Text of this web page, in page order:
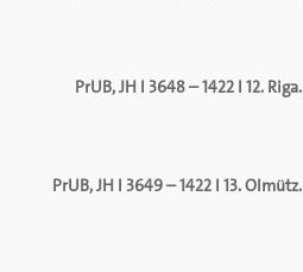
PrUB, JH I 3648 – 1422 I 12. Riga.
PrUB, JH I 3649 – 1422 I 13. Olmütz.